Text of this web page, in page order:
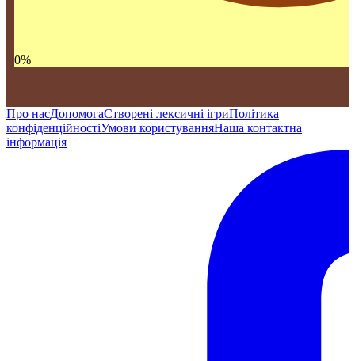
0%
Про насДопомогаСтворені лексичні ігриПолітика
конфіденційностіУмови користуванняНаша контактна
інформація